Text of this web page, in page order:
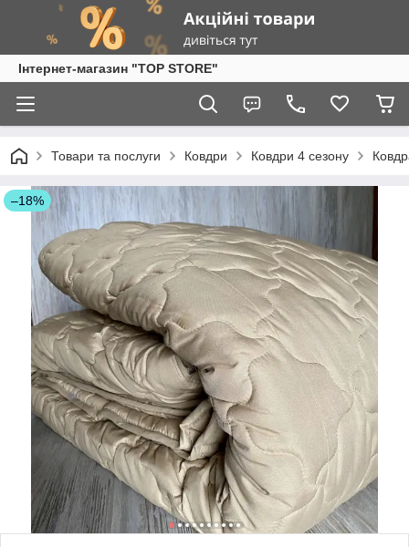
Інтернет-магазин "TOP STORE"
Товари та послуги Ковдри Ковдри 4 сезону
–18%